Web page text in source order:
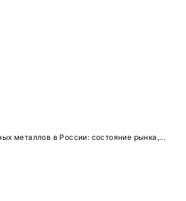
металлов в России: состояние рынка,...